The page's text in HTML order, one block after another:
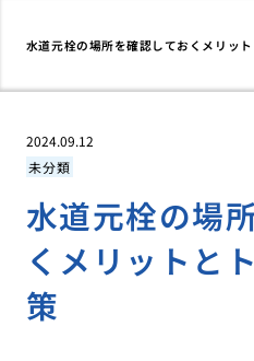
水道元栓の場所を確認しておくメリッ
2024.09.12
未分類
水道元栓の場
くメリットと
策